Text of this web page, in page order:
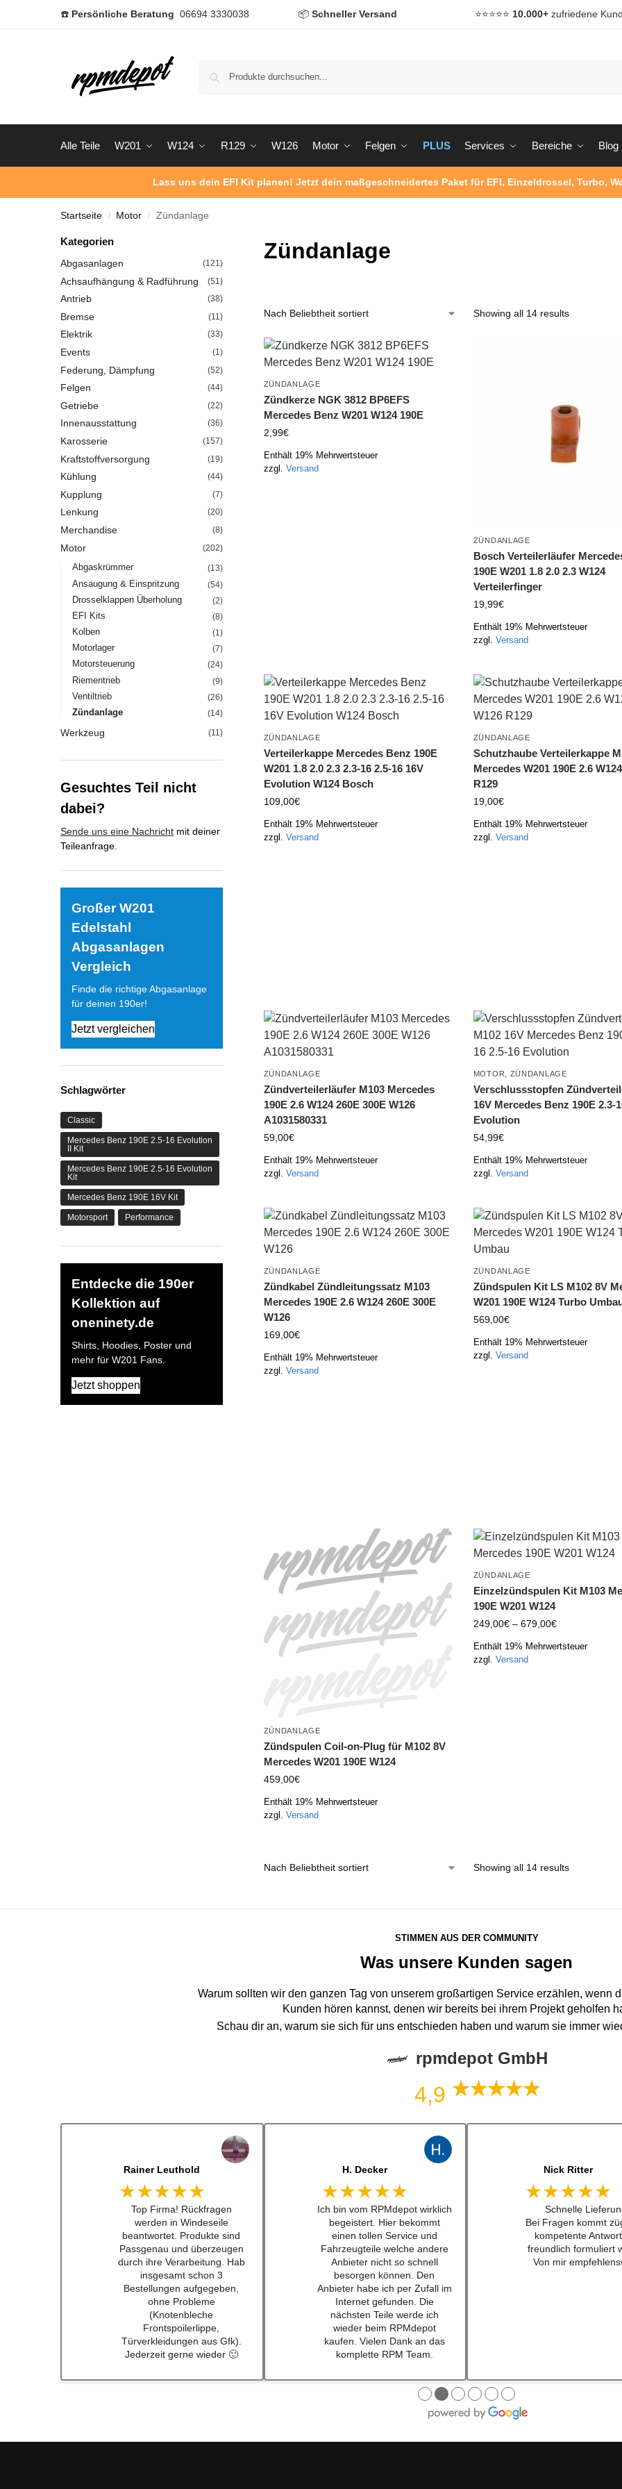
☎️ Persönliche Beratung 06694 3330038 📦 Schneller Versand ⭐️⭐️⭐️⭐️⭐️ 10.000+ zufriedene
Alle Teile W201 W124 R129 W126 Motor Felgen PLUS Services Bereiche Blog
Lass uns dein EFI Kit planen! Jetzt dein maßgeschneidertes Paket für EFI, Einzeldrossel, Turbo,
Startseite / Motor / Zündanlage
Zündanlage
Showing all 14 results
ZÜNDANLAGE
Zündkerze NGK 3812 BP6EFS
Mercedes Benz W201 W124 190E
2,99€
Enthält 19% Mehrwertsteuer
zzgl. Versand
ZÜNDANLAGE
Bosch Verteilerläufer
190E W201 1.8 2.0 2.3 W124
Verteilerfinger
19,99€
Enthält 19% Mehrwertsteuer
zzgl. Versand
ZÜNDANLAGE
Verteilerkappe Mercedes Benz 190E
W201 1.8 2.0 2.3 2.3-16 2.5-16 16V
Evolution W124 Bosch
109,00€
Enthält 19% Mehrwertsteuer
zzgl. Versand
ZÜNDANLAGE
Schutzhaube Verteilerkappe
Mercedes W201 190E 2.6
R129
19,00€
Enthält 19% Mehrwertsteuer
zzgl. Versand
ZÜNDANLAGE
Zündverteilerläufer M103 Mercedes
190E 2.6 W124 260E 300E W126
A1031580331
59,00€
Enthält 19% Mehrwertsteuer
zzgl. Versand
MOTOR ZÜNDANLAGE
Verschlussstopfen
16V Mercedes Benz 190E 2.3-
Evolution
54,99€
Enthält 19% Mehrwertsteuer
zzgl. Versand
ZÜNDANLAGE
Zündkabel Zündleitungssatz M103
Mercedes 190E 2.6 W124 260E 300E
W126
169,00€
Enthält 19% Mehrwertsteuer
zzgl. Versand
ZÜNDANLAGE
Zündspulen Kit LS M102 8V
W201 190E W124 Turbo
569,00€
Enthält 19% Mehrwertsteuer
zzgl. Versand
ZÜNDANLAGE
Zündspulen Coil-on-Plug für M102 8V
Mercedes W201 190E W124
459,00€
Enthält 19% Mehrwertsteuer
zzgl. Versand
ZÜNDANLAGE
Einzelzündspulen Kit M103
190E W201 W124
249,00€ – 679,00€
Enthält 19% Mehrwertsteuer
zzgl. Versand
Showing all 14 results
Kategorien
Abgasanlagen (121)
Achsaufhängung & Radführung (51)
Antrieb (38)
Bremse (11)
Elektrik (33)
Events (1)
Federung, Dämpfung (52)
Felgen (44)
Getriebe (22)
Innenausstattung (36)
Karosserie (157)
Kraftstoffversorgung (19)
Kühlung (44)
Kupplung (7)
Lenkung (20)
Merchandise (8)
Motor (202)
Abgaskrümmer (13)
Ansaugung & Einspritzung (54)
Drosselklappen Überholung (2)
EFI Kits (8)
Kolben (1)
Motorlager (7)
Motorsteuerung (24)
Riementrieb (9)
Ventiltrieb (26)
Zündanlage (14)
Werkzeug (11)
Gesuchtes Teil nicht
dabei?
Sende uns eine Nachricht mit deiner
Teileanfrage.
Großer W201
Edelstahl
Abgasanlagen
Vergleich
Finde die richtige Abgasanlage
für deinen 190er!
Jetzt vergleichen
Schlagwörter
Classic
Mercedes Benz 190E 2.5-16 Evolution
II Kit
Mercedes Benz 190E 2.5-16 Evolution
Kit
Mercedes Benz 190E 16V Kit
Motorsport Performance
Entdecke die 190er
Kollektion auf
oneninety.de
Shirts, Hoodies, Poster und
mehr für W201 Fans.
Jetzt shoppen
STIMMEN AUS DER COMMUNITY
Was unsere Kunden sagen
Warum sollten wir den ganzen Tag von unserem großartigen Service erzählen, wenn
Kunden hören kannst, denen wir bereits bei ihrem Projekt geholfen
Schau dir an, warum sie sich für uns entschieden haben und warum sie immer
rpmdepot GmbH
4,9
Dennis Lorenz (Inch)
★★★★★
Schneller Versandt, Top
Qualität immerwieder gerne
bei euch #w201Commumity
J. B
★★★★★
Kann man zu 100%
empfehlen. Habe einen
Schalthebel für einen w201
16v besteht. Lieferung schnell
und Konversation top.
Qualität der Teile ist wirklich
top!!!
Empfehe ich sehr gerne
weiter.
Ich werde bei zukünftigen
Projekten hier als erstes
schauen. Mega Auswahl!
jonas bitter
★★★★★
Hatte das luisi mirage
für einen sehr guten
bestellt und war nach
mal 24h da. Sogar
waren dabei ... habe
●●●●●●